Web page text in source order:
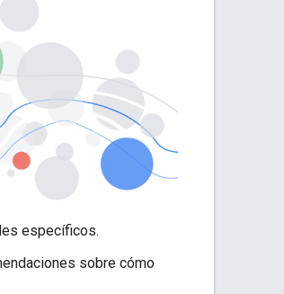
específicos.
sobre cómo